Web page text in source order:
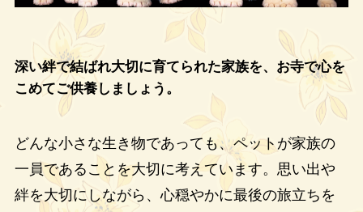
深い絆で結ばれ大切に育てられた家族を、お寺で心を
こめてご供養しましょう。
どんな小さな生き物であっても、ペットが家族の
一員であることを大切に考えています。思い出や
絆を大切にしながら、心穏やかに最後の旅立ちを